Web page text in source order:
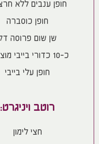
חופן ענבים ללא
חופן כוסברה
שן שום פרוסה
כ-10 כדורי בייבי מוצרלה
חופן עלי בייבי
רוטב ויניגרט:
חצי לימון